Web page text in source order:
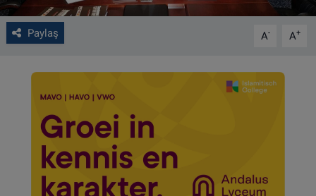
Paylaş A- A+
CONTACT
Çerez Politikası